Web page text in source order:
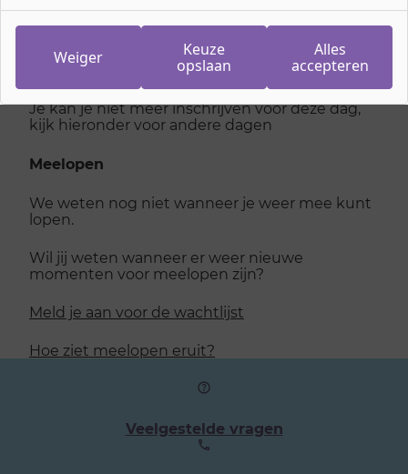
Weiger
Keuze
opslaan
Alles
accepteren
recreatie
maandag 16 maart 2026
Je kan je niet meer inschrijven voor deze dag,
kijk hieronder voor andere dagen
Meelopen
We weten nog niet wanneer je weer mee kunt
lopen.
Wil jij weten wanneer er weer nieuwe
momenten voor meelopen zijn?
Meld je aan voor de wachtlijst
Hoe ziet meelopen eruit?
Veelgestelde vragen